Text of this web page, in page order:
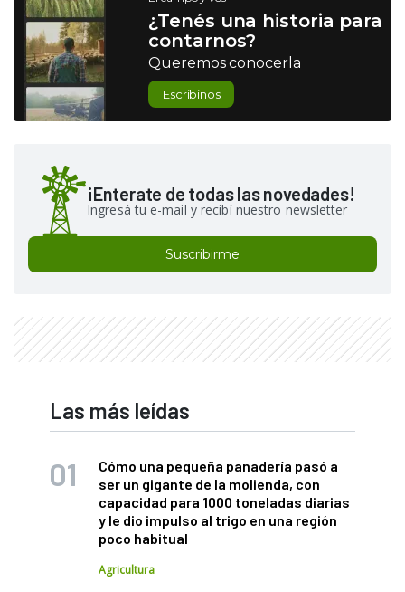
¿Tenés una historia para
contarnos?
Queremos conocerla
Escribinos
¡Enterate de todas las novedades!
Ingresá tu e-mail y recibí nuestro newsletter
Suscribirme
Las más leídas
Cómo una pequeña panadería pasó a
ser un gigante de la molienda, con
capacidad para 1000 toneladas diarias
y le dio impulso al trigo en una región
poco habitual
Agricultura